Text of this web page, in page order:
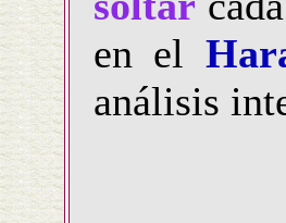
en el
análisis